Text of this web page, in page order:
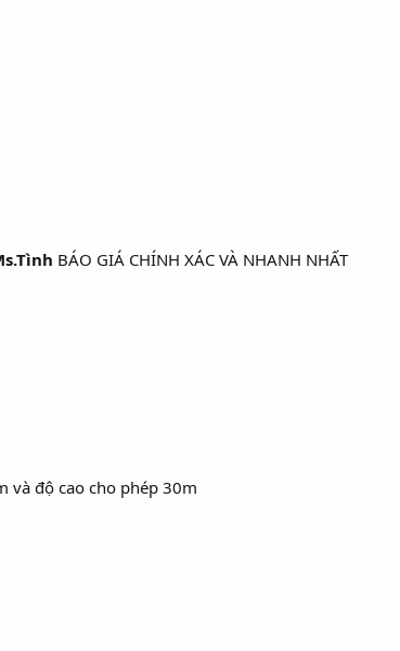
BÁO GIÁ CHÍNH XÁC VÀ NHANH NHẤT
và độ cao cho phép 30m